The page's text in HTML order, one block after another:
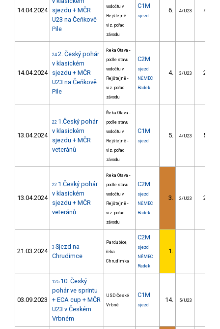
14.04.2024
sjezdu + MČR
U23 na Čeňkově
Pile
vodočtu v
Rejštejně -
viz. pořad
závodu
C1M
sjezd
6. 4/U23 48.74
14.04.2024
24 2. Český pohár
v klasickém
sjezdu + MČR
U23 na Čeňkově
Pile
Řeka Otava -
podle stavu
vodočtu v
Rejštejně -
viz. pořad
závodu
C2M
sjezd
NĚMEC
Radek
4. 3/U23 29.71
13.04.2024
22 1.Český pohár
v klasickém
sjezdu + MČR
veteránů
Řeka Otava -
podle stavu
vodočtu v
Rejštejně -
viz. pořad
závodu
C1M
sjezd
5. 4/U23 54.50
13.04.2024
22 1.Český pohár
v klasickém
sjezdu + MČR
veteránů
Řeka Otava -
podle stavu
vodočtu v
Rejštejně -
viz. pořad
závodu
C2M
sjezd
NĚMEC
Radek
3. 2/U23 29.27
21.03.2024 3 Sjezd na
Chrudimce
Pardubice,
řeka
Chrudimka
C2M
sjezd
NĚMEC
Radek
1.
03.09.2023
125 10. Český
pohár ve sprintu
+ ECA cup + MČR
U23 v Českém
Vrbném
USD České
Vrbné
C1M
sjezd
14. 5/U23